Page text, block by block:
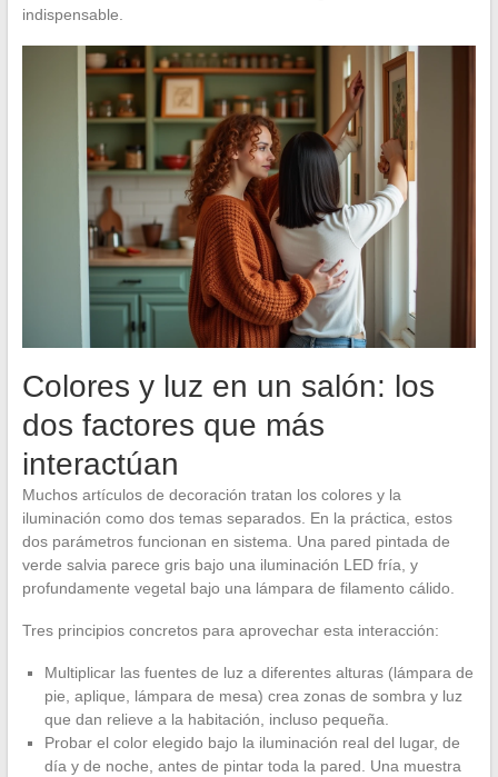
indispensable.
Colores y luz en un salón: los
dos factores que más
interactúan
Muchos artículos de decoración tratan los colores y la
iluminación como dos temas separados. En la práctica, estos
dos parámetros funcionan en sistema. Una pared pintada de
verde salvia parece gris bajo una iluminación LED fría, y
profundamente vegetal bajo una lámpara de filamento cálido.
Tres principios concretos para aprovechar esta interacción:
Multiplicar las fuentes de luz a diferentes alturas (lámpara de
pie, aplique, lámpara de mesa) crea zonas de sombra y luz
que dan relieve a la habitación, incluso pequeña.
Probar el color elegido bajo la iluminación real del lugar, de
día y de noche, antes de pintar toda la pared. Una muestra